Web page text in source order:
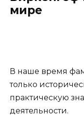
мире
В наше время
только
практическую
деятельности.